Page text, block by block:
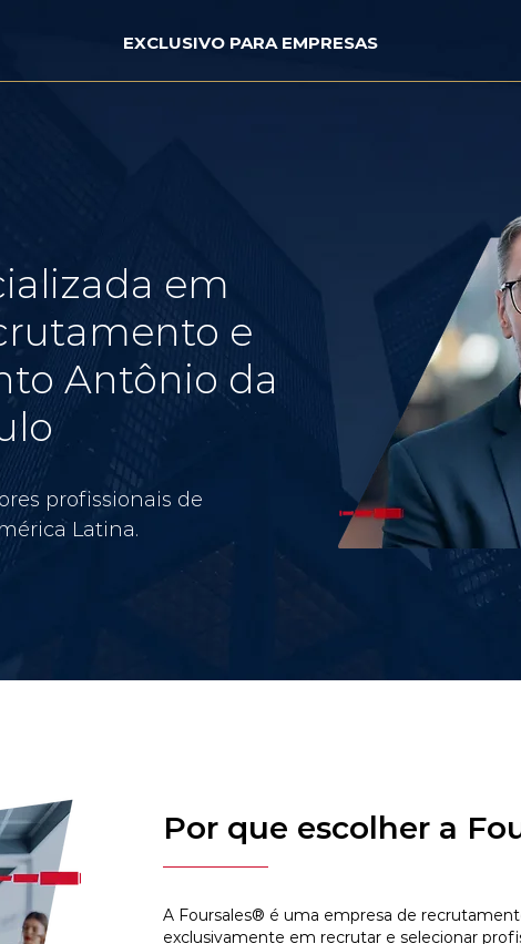
EXCLUSIVO PARA EMPRESAS
em
e
Antônio da
profissionais de
Latina.
Por que escolher a
A Foursales® é uma empresa de
exclusivamente em recrutar e selecionar